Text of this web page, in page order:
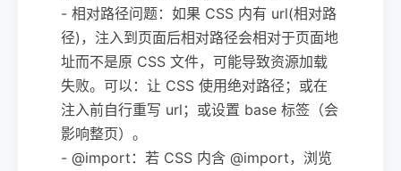
- 相对路径问题：如果 CSS 内有 url(相对路
径)，注入到页面后相对路径会相对于页面地
址而不是原 CSS 文件，可能导致资源加载
失败。可以：让 CSS 使用绝对路径；或在
注入前自行重写 url；或设置 base 标签（会
影响整页）。
- @import：若 CSS 内含 @import，浏览